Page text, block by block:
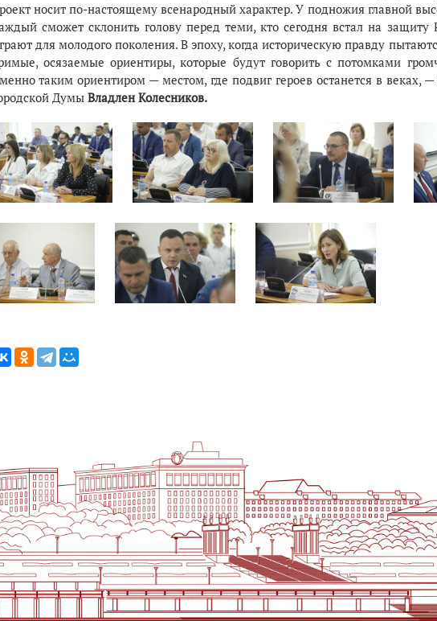
носит по-настоящему всенародный характер. У подножия главной
сможет склонить голову перед теми, кто сегодня встал на
для молодого поколения. В эпоху, когда историческую правду
осязаемые ориентиры, которые будут говорить с потомками
таким ориентиром — местом, где подвиг героев останется в веках,
Думы Владлен Колесников.